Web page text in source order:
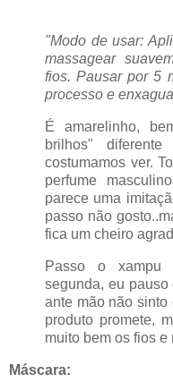
"Modo de usar:
massagear
fios. Pausar por 5
processo e
É amarelinho,
brilhos"
costumamos ver.
perfume
parece uma
passo não
fica um cheiro
Passo o
segunda, eu
ante mão não sinto
produto promete,
muito bem os fios
Máscara: